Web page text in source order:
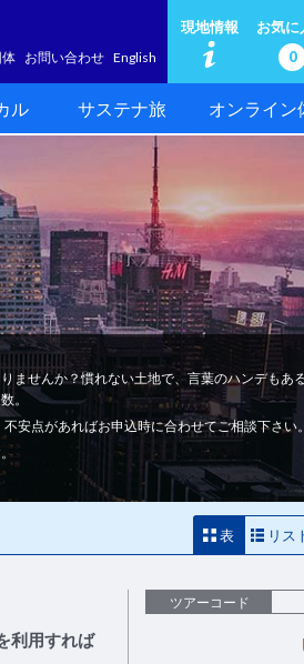
お問い合わせ English
現地情報
お気に
0
ル サステナ旅 オンライン
ませんか？慣れない土地で、言葉のハンデもあ
。
安点があればお申込時に合わせてご相談下さい。
表 リス
利用すれば
ツアーコード